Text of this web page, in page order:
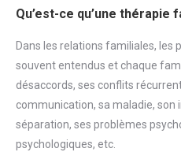
Qu’est-ce qu’une thérapie
Dans les relations familiales, les
souvent entendus et chaque
désaccords, ses conflits
communication, sa maladie, son
séparation, ses problèmes
psychologiques, etc.